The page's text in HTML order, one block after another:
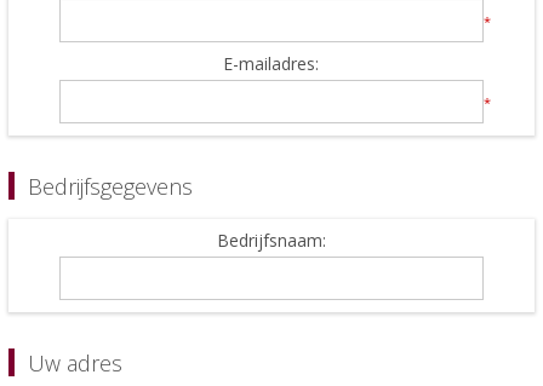
*
E-mailadres:
*
Bedrijfsgegevens
Bedrijfsnaam:
Uw adres